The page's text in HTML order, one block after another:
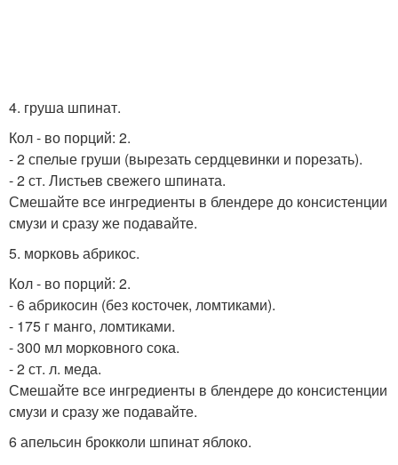
4. груша шпинат.
Кол - во порций: 2.
- 2 спелые груши (вырезать сердцевинки и порезать).
- 2 ст. Листьев свежего шпината.
Смешайте все ингредиенты в блендере до консистенции
смузи и сразу же подавайте.
5. морковь абрикос.
Кол - во порций: 2.
- 6 абрикосин (без косточек, ломтиками).
- 175 г манго, ломтиками.
- 300 мл морковного сока.
- 2 ст. л. меда.
Смешайте все ингредиенты в блендере до консистенции
смузи и сразу же подавайте.
6 апельсин брокколи шпинат яблоко.